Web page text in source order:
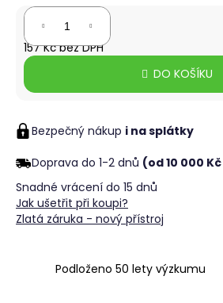
190 Kč
157 Kč bez DPH
Měrná
DO KOŠÍKU
Bezpečný nákup i na splátky
Doprava do 1-2 dnů (od 10 000
Snadné vrácení do 15 dnů
Jak ušetřit při koupi?
Zlatá záruka - nový přístroj
Podloženo 50 lety výzkumu
D
o
o
u
č
u
j
e
m
e